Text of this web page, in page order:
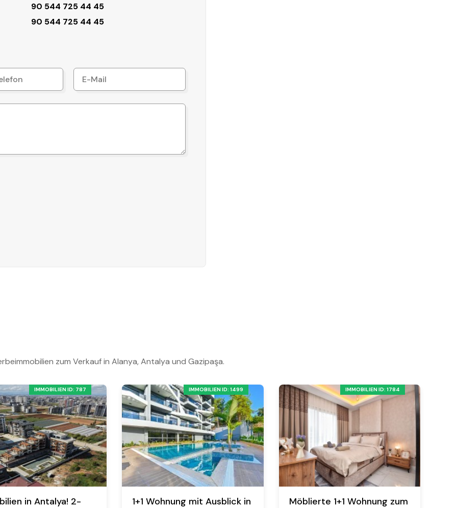
90 544 725 44 45
90 544 725 44 45
zum Verkauf in Alanya, Antalya und Gazipaşa.
IMMOBILIEN ID: 787
in Antalya! 2-
IMMOBILIEN ID: 1499
1+1 Wohnung mit Ausblick in
IMMOBILIEN ID: 1784
Möblierte 1+1 Wohnung zum